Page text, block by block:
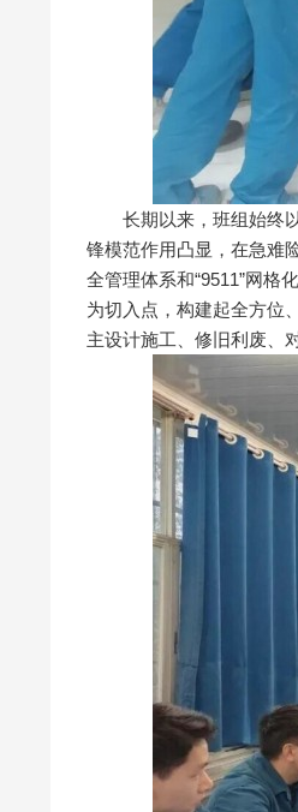
长期以来，班组始终以
锋模范作用凸显，在急难
全管理体系和“9511”网格
为切入点，构建起全方位
主设计施工、修旧利废、